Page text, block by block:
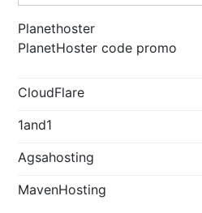
Planethoster
PlanetHoster code promo
CloudFlare
1and1
Agsahosting
MavenHosting